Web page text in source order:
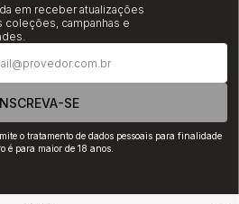
em receber atualizações
coleções, campanhas e
SE
o tratamento de dados pessoais para finalidade
é para maior de 18 anos.